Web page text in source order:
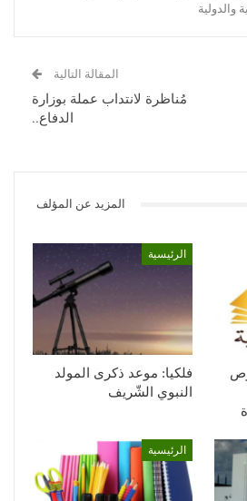
والدولية
المقالة التالية
مُناظرة لانتداب عملة بوزارة
الدفاع..
المزيد عن المؤلف
الرئيسية
فلكيا: موعد ذكرى المولد
النبوي الشّريف
الرئيسية